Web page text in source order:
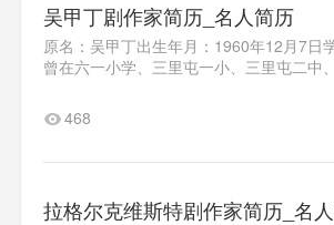
吴甲丁剧作家简历_名人简历
原名：吴甲丁出生年月：1960年12月7日
曾在六一小学、三里屯一小、三里屯二
468
拉格尔克维斯特剧作家简历_名